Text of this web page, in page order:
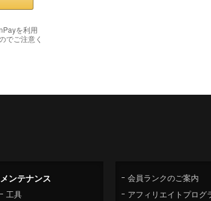
を利用
でご注意く
メンテナンス
工具
会員ランクのご案内
アフィリエイトプログ